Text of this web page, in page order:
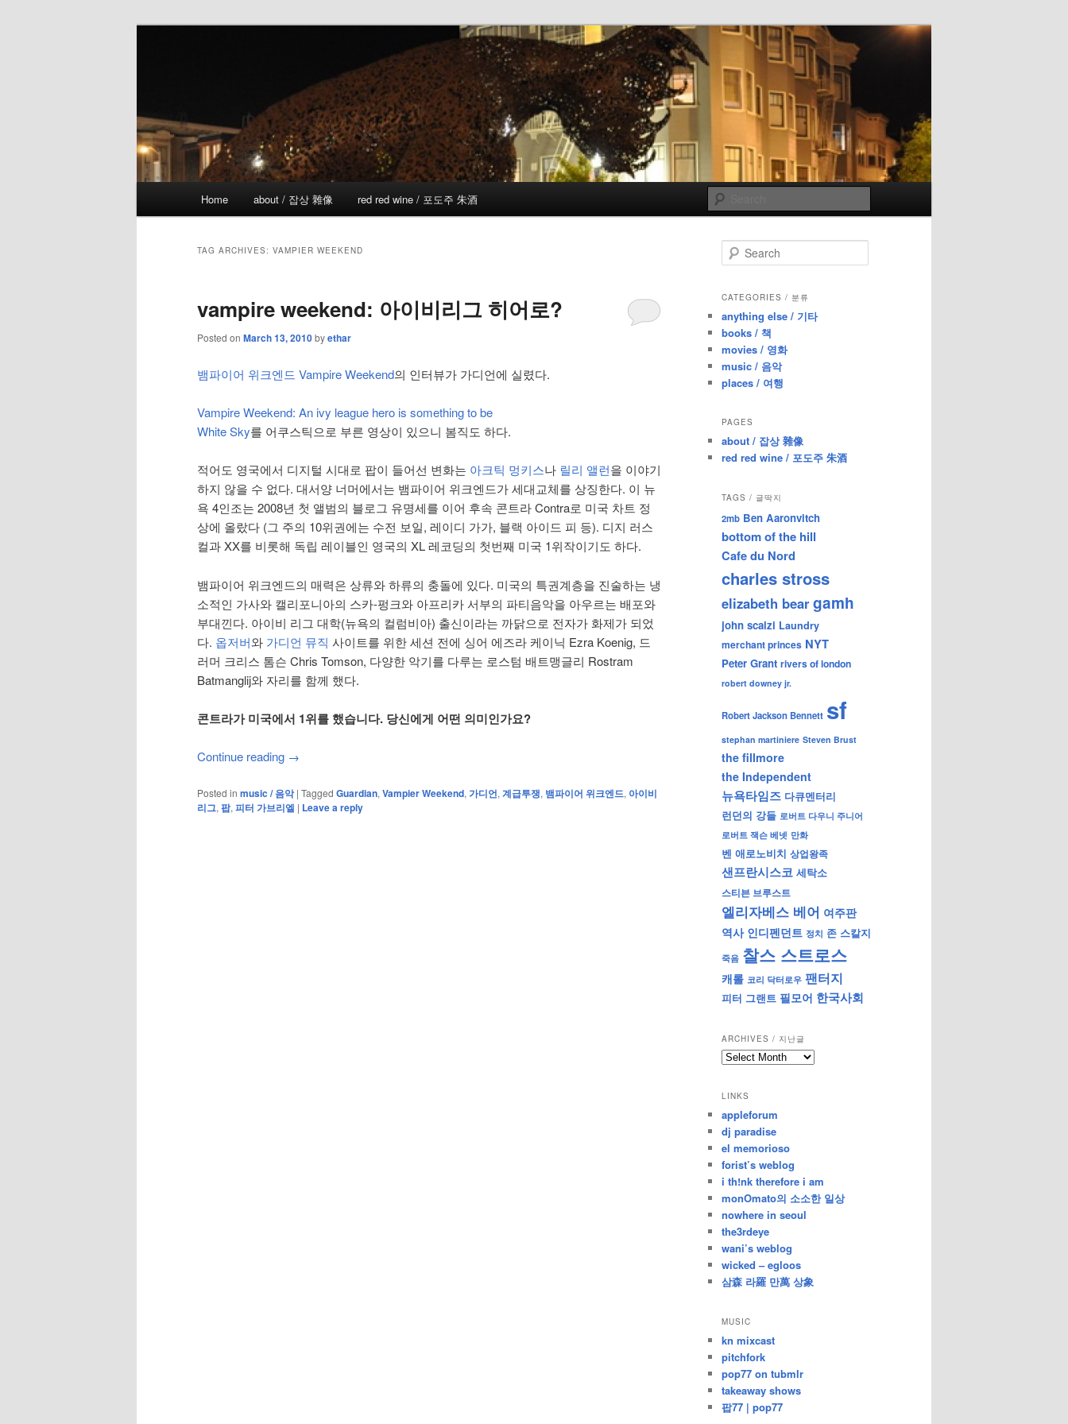
Home about / 잡상 雜像 red red wine / 포도주 朱酒
TAG ARCHIVES: VAMPIER WEEKEND
vampire weekend: 아이비리그 히어로?
Posted on March 13, 2010byethar
뱀파이어 위크엔드 Vampire Weekend의 인터뷰가 가디언에 실렸다.
Vampire Weekend: An ivy league hero is something to be
White Sky를 어쿠스틱으로 부른 영상이 있으니 봄직도 하다.
적어도 영국에서 디지털 시대로 팝이 들어선 변화는 아크틱 멍키스나 릴리 앨런을 이야기
하지 않을 수 없다. 대서양 너머에서는 뱀파이어 위크엔드가 세대교체를 상징한다. 이 뉴
욕 4인조는 2008년 첫 앨범의 블로그 유명세를 이어 후속 콘트라 Contra로 미국 차트 정
상에 올랐다 (그 주의 10위권에는 수전 보일, 레이디 가가, 블랙 아이드 피 등). 디지 러스
컬과 XX를 비롯해 독립 레이블인 영국의 XL 레코딩의 첫번째 미국 1위작이기도 하다.
뱀파이어 위크엔드의 매력은 상류와 하류의 충돌에 있다. 미국의 특권계층을 진술하는 냉
소적인 가사와 캘리포니아의 스카-펑크와 아프리카 서부의 파티음악을 아우르는 배포와
부대낀다. 아이비 리그 대학(뉴욕의 컬럼비아) 출신이라는 까닭으로 전자가 화제가 되었
다. 옵저버와 가디언 뮤직 사이트를 위한 세션 전에 싱어 에즈라 케이닉 Ezra Koenig, 드
러머 크리스 톰슨 Chris Tomson, 다양한 악기를 다루는 로스텀 배트맹글리 Rostram
Batmanglij와 자리를 함께 했다.
콘트라가 미국에서 1위를 했습니다. 당신에게 어떤 의미인가요?
Continue reading →
Posted in music / 음악 | Tagged Guardian, Vampier Weekend, 가디언, 계급투쟁, 뱀파이어 위크엔드, 아이비
리그, 팝, 피터 가브리엘 | Leave a reply
e
r
h
CATEGORIES / 분류
anything else / 기타
books / 책
movies / 영화
music / 음악
places / 여행
PAGES
about / 잡상 雜像
red red wine / 포도주 朱酒
TAGS / 글딱지
2mb Ben Aaronvitch
bottom of the hill
Cafe du Nord
charles stross
elizabeth beargamh
john scalzi Laundry
merchant princes NYT
Peter Grant rivers of london
robert downey jr.
Robert Jackson Bennett sf
stephan martiniere Steven Brust
the fillmore
the Independent
뉴욕타임즈 다큐멘터리
런던의 강들 로버트 다우니 주니어
로버트 잭슨 베넷 만화
벤 애로노비치 상업왕족
샌프란시스코 세탁소
스티븐 브루스트
엘리자베스 베어 여주판
역사 인디펜던트 정치 존 스칼지
죽음 찰스 스트로스
캐롤 코리 닥터로우 팬터지
피터 그랜트 필모어 한국사회
ARCHIVES / 지난글
archives
난
글
LINKS
appleforum
dj paradise
el memorioso
forist’s weblog
i th!nk therefore i am
monOmato의 소소한 일상
nowhere in seoul
the3rdeye
wani’s weblog
wicked – egloos
삼森 라羅 만萬 상象
MUSIC
kn mixcast
pitchfork
pop77 on tubmlr
takeaway shows
팝77 | pop77